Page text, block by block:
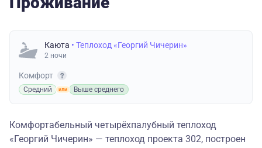
Каюта • Теплоход «Георгий Чичерин»
2 ночи
Комфорт
Средний Выше среднего
Комфортабельный четырёхпалубный теплоход
«Георгий Чичерин» — теплоход проекта 302, построен